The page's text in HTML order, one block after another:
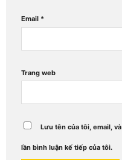
Email *
Trang web
Lưu tên của tôi, email,
lần bình luận kế tiếp của tôi.